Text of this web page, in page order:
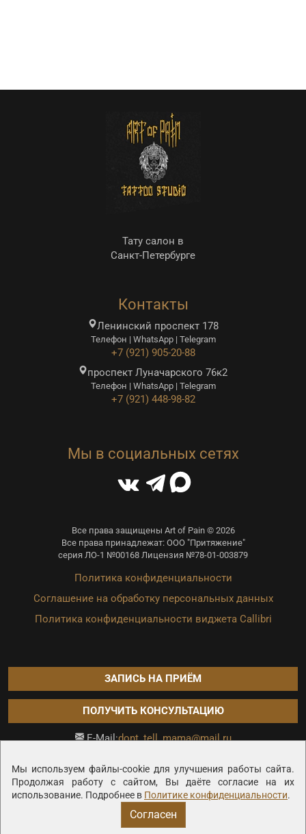
Мы используем файлы-cookie для улучшения работы сайта.
Продолжая работу с сайтом, Вы даёте согласие на их
использование. Подробнее в Политике конфиденциальности.
Согласен
Тату салон в
Санкт-Петербурге
Контакты
Ленинский проспект 178
Телефон | WhatsApp | Telegram
+7 (921) 905-20-88
проспект Луначарского 76к2
Телефон | WhatsApp | Telegram
+7 (921) 448-98-82
Мы в социальных сетях
Все права защищены Art of Pain © 2026
Все права принадлежат: ООО "Притяжение"
серия ЛО-1 №00168 Лицензия №78-01-003879
Политика конфиденциальности
Соглашение на обработку персональных данных
Политика конфиденциальности виджета Callibri
ЗАПИСЬ НА ПРИЁМ
ПОЛУЧИТЬ КОНСУЛЬТАЦИЮ
E-Mail:dont_tell_mama@mail.ru